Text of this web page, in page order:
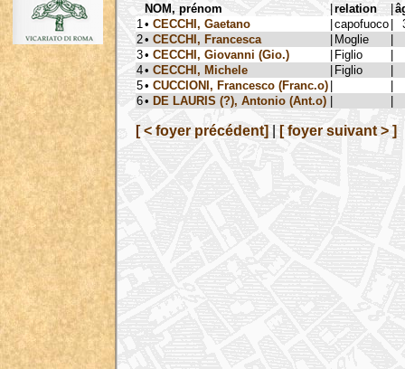
NOM, prénom |relation |
1 • CECCHI, Gaetano |capofuoco |
2• CECCHI, Francesca | Moglie
|
3• CECCHI, Giovanni (Gio.) | Figlio
|
4• CECCHI, Michele | Figlio
|
5• CUCCIONI, Francesco (Franc.o) |
|
6• DE LAURIS (?), Antonio (Ant.o) | |
[ < foyer précédent] [ foyer suivant > ]